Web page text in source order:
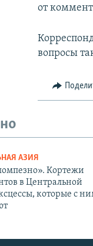
от
вопросы
АЗИЯ
Кортежи
в Центральной
которые с